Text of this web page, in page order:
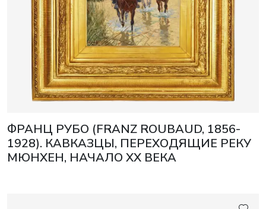
ФРАНЦ РУБО (FRANZ ROUBAUD, 1856-
1928). КАВКАЗЦЫ, ПЕРЕХОДЯЩИЕ РЕКУ
МЮНХЕН, НАЧАЛО XX ВЕКА